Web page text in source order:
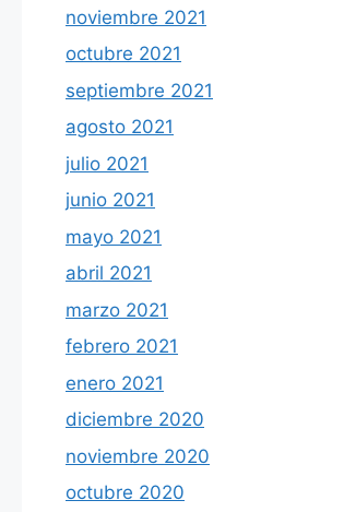
noviembre 2021
octubre 2021
septiembre 2021
agosto 2021
julio 2021
junio 2021
mayo 2021
abril 2021
marzo 2021
febrero 2021
enero 2021
diciembre 2020
noviembre 2020
octubre 2020